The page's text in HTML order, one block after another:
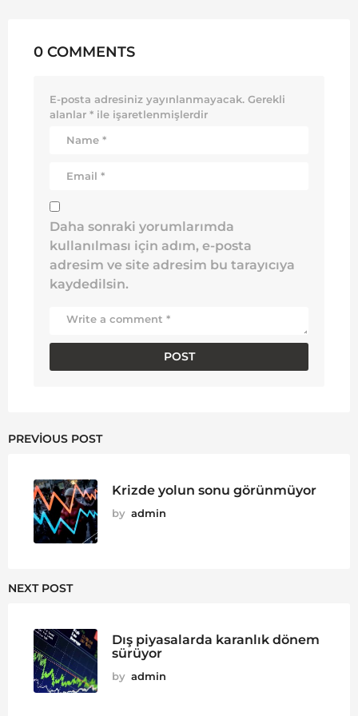
0 COMMENTS
E-posta adresiniz yayınlanmayacak. Gerekli
alanlar * ile işaretlenmişlerdir
Daha sonraki yorumlarımda
kullanılması için adım, e-posta
adresim ve site adresim bu tarayıcıya
kaydedilsin.
PREVIOUS POST
Krizde yolun sonu görünmüyor
by admin
NEXT POST
Dış piyasalarda karanlık dönem
sürüyor
by admin